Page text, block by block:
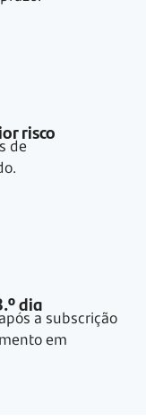
risco
de
dia
a subscrição
em